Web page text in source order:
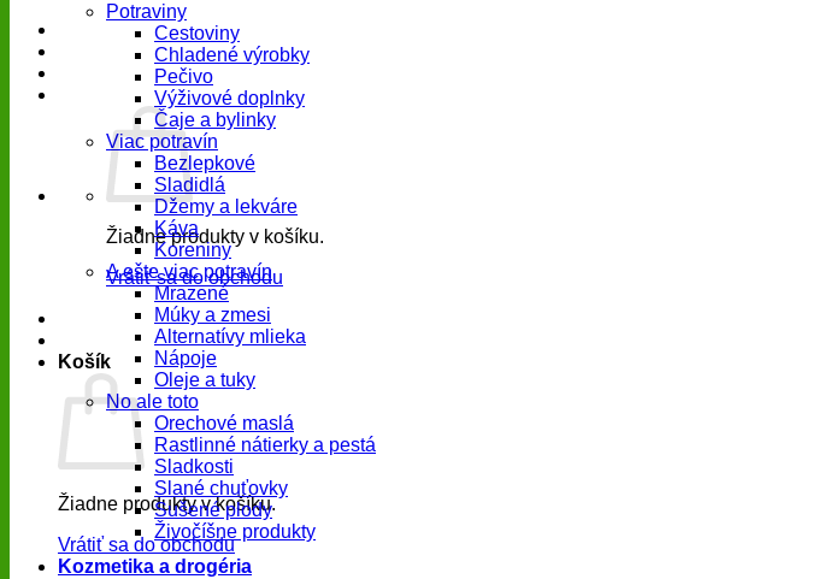
Žiadne produkty v košíku.
Vrátiť sa do obchodu
Košík
Žiadne produkty v košíku.
Vrátiť sa do obchodu
Potraviny
Cestoviny
Chladené výrobky
Pečivo
Výživové doplnky
Čaje a bylinky
Viac potravín
Bezlepkové
Sladidlá
Džemy a lekváre
Káva
Koreniny
A ešte viac potravín
Mrazené
Múky a zmesi
Alternatívy mlieka
Nápoje
Oleje a tuky
No ale toto
Orechové maslá
Rastlinné nátierky a pestá
Sladkosti
Slané chuťovky
Sušené plody
Živočíšne produkty
Kozmetika a drogéria